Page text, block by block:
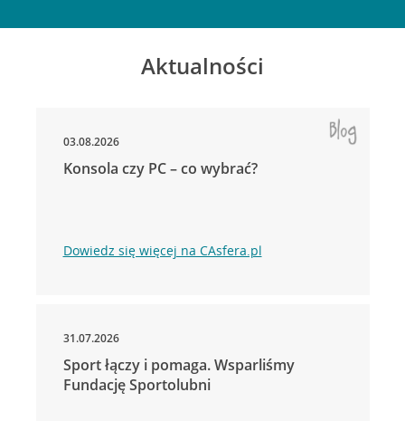
Aktualności
03.08.2026
Konsola czy PC – co wybrać?
Dowiedz się więcej na CAsfera.pl
31.07.2026
Sport łączy i pomaga. Wsparliśmy
Fundację Sportolubni